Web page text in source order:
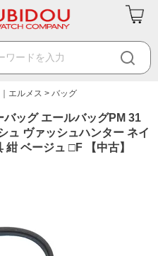
エルメス バッグ
ッグ エールバッグPM 31
ュ ヴァッシュハンター ネイ
ベージュ □F 【中古】